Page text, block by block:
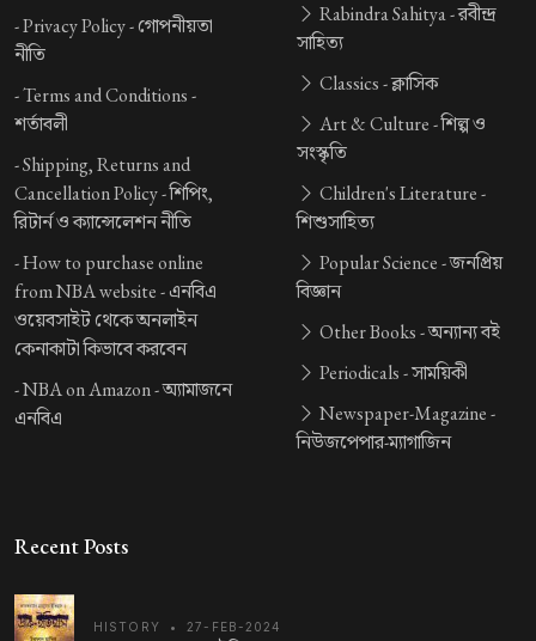
-Privacy Policy -গোপনীয়তা
নীতি
-Terms and Conditions -
শর্তাবলী
-Shipping, Returns and
Cancellation Policy -শিপিং,
রিটার্ন ও ক্যান্সেলেশন নীতি
-How to purchase online
from NBA website -এনবিএ
ওয়েবসাইট থেকে অনলাইন
কেনাকাটা কিভাবে করবেন
-NBA on Amazon -অ্যামাজনে
এনবিএ
Rabindra Sahitya -রবীন্দ্র
সাহিত্য
Classics -ক্লাসিক
Art & Culture -শিল্প ও
সংস্কৃতি
Children's Literature -
শিশুসাহিত্য
Popular Science -জনপ্রিয়
বিজ্ঞান
Other Books -অন্যান্য বই
Periodicals -সাময়িকী
Newspaper-Magazine -
নিউজপেপার-ম্যাগাজিন
Recent Posts
HISTORY • 27-FEB-2024